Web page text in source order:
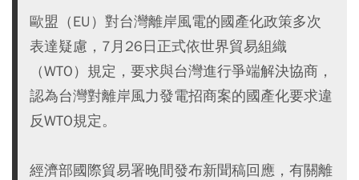
歐盟（EU）對台灣離岸風電的國產化政策多次
表達疑慮，7月26日正式依世界貿易組織
（WTO）規定，要求與台灣進行爭端解決協商，
認為台灣對離岸風力發電招商案的國產化要求違
反WTO規定。
經濟部國際貿易署晚間發布新聞稿回應，有關離